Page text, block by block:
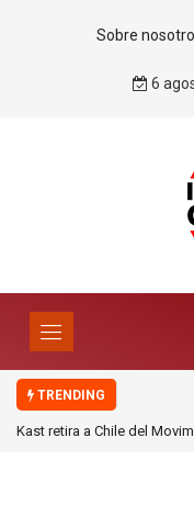
Sobre
6
TRENDING
Kast retira a Chile del